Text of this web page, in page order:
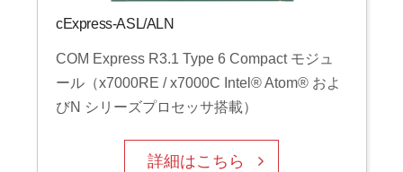
cExpress-ASL/ALN
COM Express R3.1 Type 6 Compact モジュ
ール（x7000RE / x7000C Intel® Atom® およ
びN シリーズプロセッサ搭載）
詳細はこちら